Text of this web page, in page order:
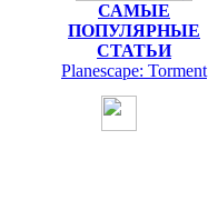
САМЫЕ
ПОПУЛЯРНЫЕ
СТАТЬИ
Planescape: Torment